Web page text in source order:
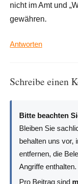
nicht im Amt und
gewähren.
Antworten
Schreibe einen
Bitte beachten
Bleiben Sie
behalten uns vor,
entfernen, die
Angriffe enthalten.
Pro Beitrag sind